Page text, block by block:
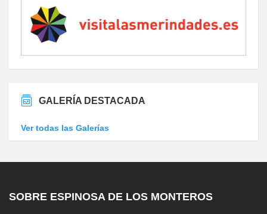
GALERÍA DESTACADA
Ver todas las Galerías
SOBRE ESPINOSA DE LOS MONTEROS